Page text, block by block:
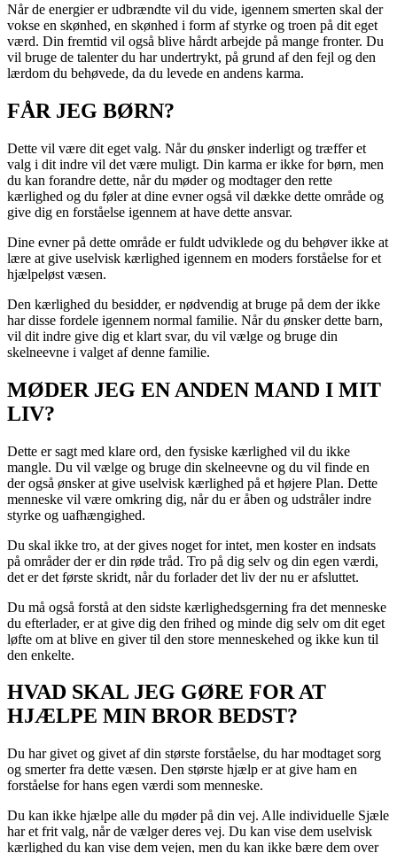
Når de energier er udbrændte vil du vide, igennem smerten skal der
vokse en skønhed, en skønhed i form af styrke og troen på dit eget
værd. Din fremtid vil også blive hårdt arbejde på mange fronter. Du
vil bruge de talenter du har undertrykt, på grund af den fejl og den
lærdom du behøvede, da du levede en andens karma.
FÅR JEG BØRN?
Dette vil være dit eget valg. Når du ønsker inderligt og træffer et
valg i dit indre vil det være muligt. Din karma er ikke for børn, men
du kan forandre dette, når du møder og modtager den rette
kærlighed og du føler at dine evner også vil dække dette område og
give dig en forståelse igennem at have dette ansvar.
Dine evner på dette område er fuldt udviklede og du behøver ikke at
lære at give uselvisk kærlighed igennem en moders forståelse for et
hjælpeløst væsen.
Den kærlighed du besidder, er nødvendig at bruge på dem der ikke
har disse fordele igennem normal familie. Når du ønsker dette barn,
vil dit indre give dig et klart svar, du vil vælge og bruge din
skelneevne i valget af denne familie.
MØDER JEG EN ANDEN MAND I MIT
LIV?
Dette er sagt med klare ord, den fysiske kærlighed vil du ikke
mangle. Du vil vælge og bruge din skelneevne og du vil finde en
der også ønsker at give uselvisk kærlighed på et højere Plan. Dette
menneske vil være omkring dig, når du er åben og udstråler indre
styrke og uafhængighed.
Du skal ikke tro, at der gives noget for intet, men koster en indsats
på områder der er din røde tråd. Tro på dig selv og din egen værdi,
det er det første skridt, når du forlader det liv der nu er afsluttet.
Du må også forstå at den sidste kærlighedsgerning fra det menneske
du efterlader, er at give dig den frihed og minde dig selv om dit eget
løfte om at blive en giver til den store menneskehed og ikke kun til
den enkelte.
HVAD SKAL JEG GØRE FOR AT
HJÆLPE MIN BROR BEDST?
Du har givet og givet af din største forståelse, du har modtaget sorg
og smerter fra dette væsen. Den største hjælp er at give ham en
forståelse for hans egen værdi som menneske.
Du kan ikke hjælpe alle du møder på din vej. Alle individuelle Sjæle
har et frit valg, når de vælger deres vej. Du kan vise dem uselvisk
kærlighed du kan vise dem vejen, men du kan ikke bære dem over